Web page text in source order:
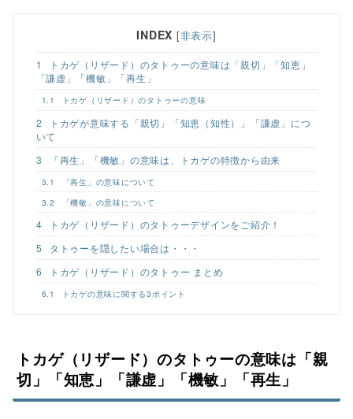
INDEX [非表示]
1
トカゲ（リザード）のタトゥーの意味は「親切」「知恵」
「謙虚」「機敏」「再生」
1.1 トカゲ（リザード）のタトゥーの意味
2
トカゲが意味する「親切」「知恵（知性）」「謙虚」につ
いて
3
「再生」「機敏」の意味は、トカゲの特徴から由来
3.1
「再生」の意味について
3.2
「機敏」の意味について
4
トカゲ（リザード）のタトゥーデザインをご紹介！
5
タトゥーを隠したい場合は・・・
6
トカゲ（リザード）のタトゥー まとめ
6.1 トカゲの意味に関する3ポイント
トカゲ（リザード）のタトゥーの意味は「親
切」「知恵」「謙虚」「機敏」「再生」